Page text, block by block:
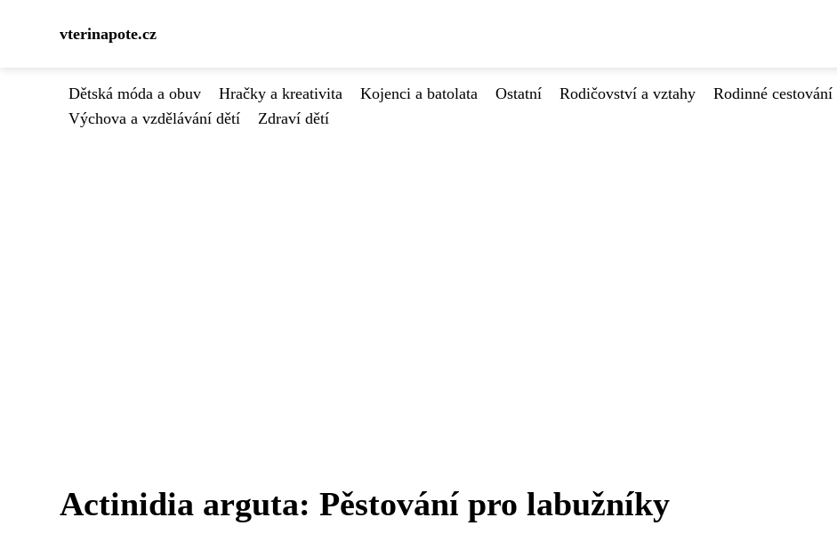
vterinapote.cz
Dětská móda a obuv Hračky a kreativita Kojenci a batolata Ostatní Rodičovství a vztahy Rodinné cestování
Výchova a vzdělávání dětí
Zdraví dětí
Actinidia arguta: Pěstování pro labužníky